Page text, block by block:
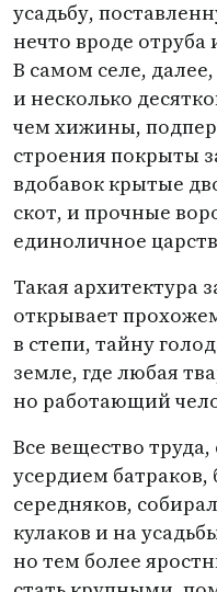
усадьбу,
нечто вроде
В самом селе,
и несколько
чем хижины,
строения покрыты
вдобавок крытые
скот, и прочные
единоличное
Такая архитектура
открывает
в степи, тайну
земле, где любая
но работающий
Все вещество
усердием
середняков,
кулаков и на
но тем более